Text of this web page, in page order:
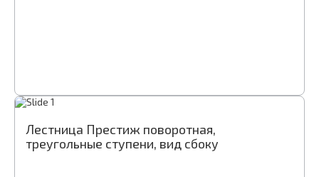
Лестница Престиж поворотная,
треугольные ступени, вид сбоку